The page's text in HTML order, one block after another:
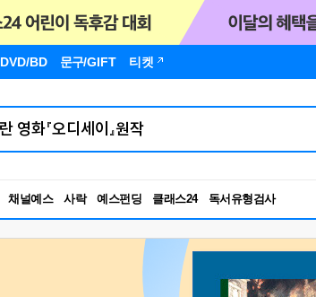
DVD/BD 문구/GIFT 티켓
채널예스 사락 예스펀딩 클래스24
RBTI Lab
독서유형검사